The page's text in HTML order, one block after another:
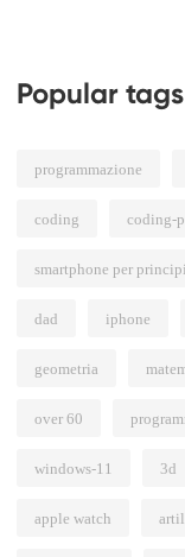
Popular tags
programmazione
coding coding-
smartphone per
dad iphone
geometria
over 60
windows-11 3d
apple watch